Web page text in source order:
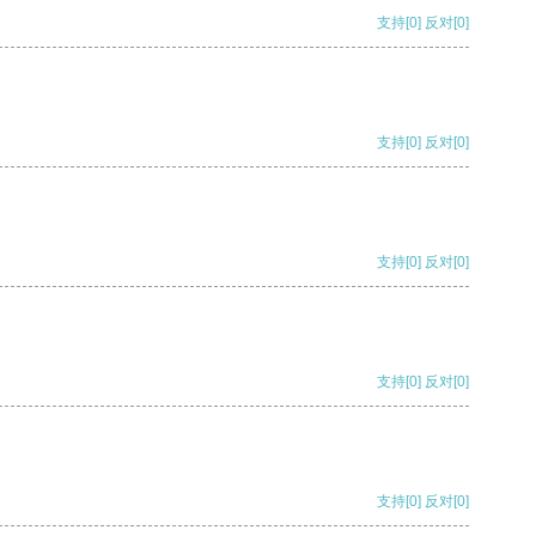
支持[0] 反对[0]
支持[0] 反对[0]
支持[0] 反对[0]
支持[0] 反对[0]
支持[0] 反对[0]